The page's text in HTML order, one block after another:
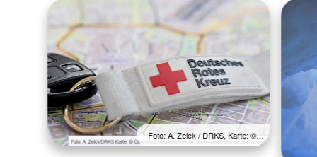
Foto: A. Zelck / DRKS, Karte: ©…